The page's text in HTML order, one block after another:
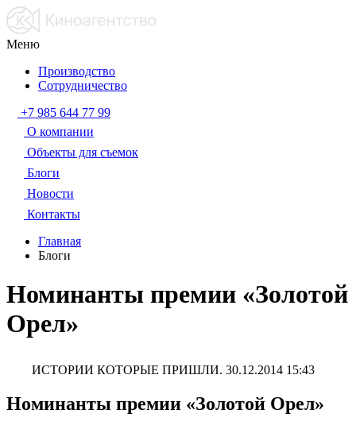
Меню
Производство
Сотрудничество
+7 985 644 77 99
О компании
Объекты для съемок
Блоги
Новости
Контакты
Главная
Блоги
Номинанты премии «Золотой
Орел»
ИСТОРИИ КОТОРЫЕ ПРИШЛИ. 30.12.2014 15:43
Номинанты премии «Золотой Орел»